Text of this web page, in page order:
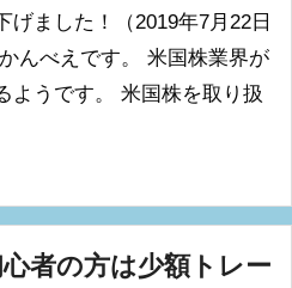
ました！（2019年7月22日
んべえです。 米国株業界が
ようです。 米国株を取り扱
者の方は少額トレー